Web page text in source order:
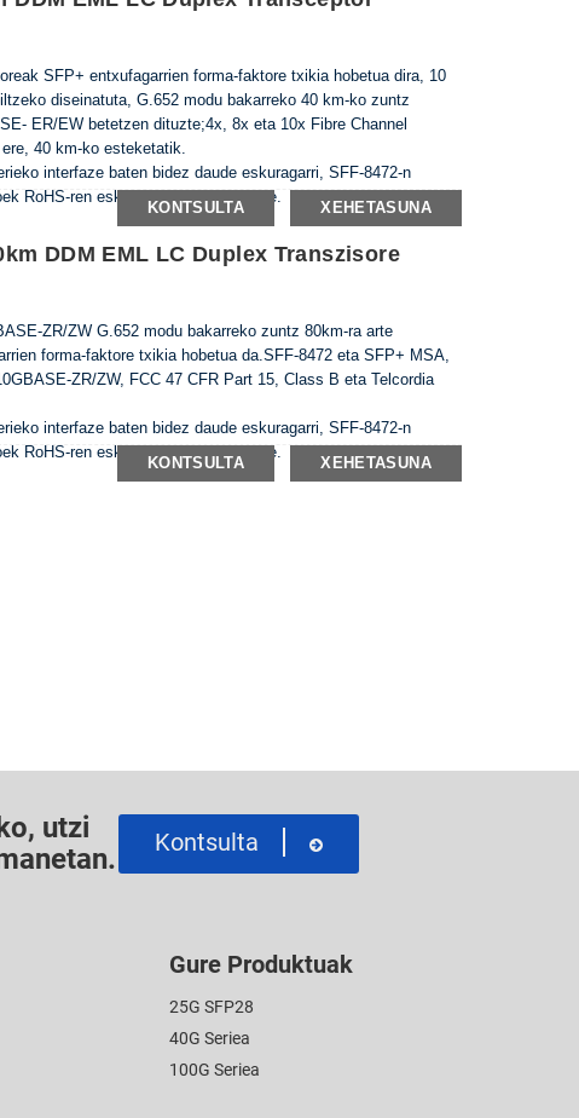
SFP+ entxufagarrien forma-faktore txikia hobetua dira, 10
diseinatuta, G.652 modu bakarreko 40 km-ko zuntz
ER/EW betetzen dituzte;4x, 8x eta 10x Fibre Channel
40 km-ko esteketatik.
interfaze baten bidez daude eskuragarri, SFF-8472-n
RoHS-ren eskakizuna betetzen dute.
KONTSULTA XEHETASUNA
DDM EML LC Duplex Transzisore
ZR/ZW G.652 modu bakarreko zuntz 80km-ra arte
forma-faktore txikia hobetua da.SFF-8472 eta SFP+ MSA,
ZR/ZW, FCC 47 CFR Part 15, Class B eta Telcordia
interfaze baten bidez daude eskuragarri, SFF-8472-n
RoHS-ren eskakizuna betetzen dute.
KONTSULTA XEHETASUNA
utzi
Kontsulta
Gure Produktuak
25G SFP28
40G Seriea
100G Seriea